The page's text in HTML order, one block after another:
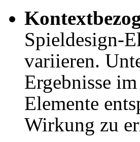
Spieldesign-
variieren.
Ergebnisse
Elemente
Wirkung zu